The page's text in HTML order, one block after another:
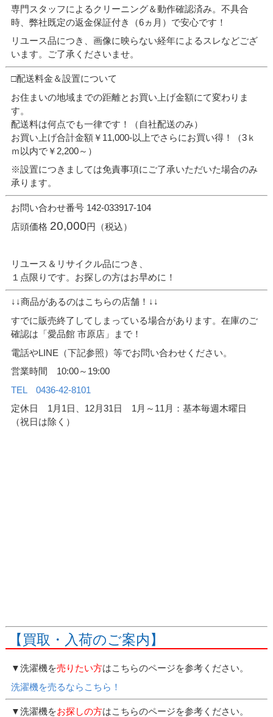
専門スタッフによるクリーニング＆動作確認済み。不具合
時、弊社既定の返金保証付き（6ヵ月）で安心です！
リユース品につき、画像に映らない経年によるスレなどござ
います。ご了承くださいませ。
□配送料金＆設置について
お住まいの地域までの距離とお買い上げ金額にて変わりま
す。
配送料は何点でも一律です！（自社配送のみ）
お買い上げ合計金額￥11,000-以上でさらにお買い得！（3ｋ
ｍ以内で￥2,200～）
※設置につきましては免責事項にご了承いただいた場合のみ
承ります。
お問い合わせ番号 142-033917-104
店頭価格 20,000円（税込）
リユース＆リサイクル品につき、
１点限りです。お探しの方はお早めに！
↓↓商品があるのはこちらの店舗！↓↓
すでに販売終了してしまっている場合があります。在庫のご
確認は「愛品館 市原店」まで！
電話やLINE（下記参照）等でお問い合わせください。
営業時間 10:00～19:00
TEL 0436-42-8101
定休日 1月1日、12月31日 1月～11月：基本毎週木曜日
（祝日は除く）
【買取・入荷のご案内】
▼洗濯機を売りたい方はこちらのページを参考ください。
洗濯機を売るならこちら！
▼洗濯機をお探しの方はこちらのページを参考ください。